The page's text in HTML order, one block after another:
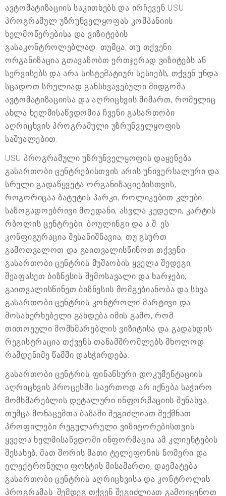
ავტომატიზაციის საკითხებს და ირჩევენ USU
პროგრამულ უზრუნველყოფას კომპანიის
ხელმოწერებისა და ვიზიტების
გასაკონტროლებლად. თუმცა, თუ თქვენი
ორგანიზაცია გთავაზობთ ერთჯერად ვიზიტებს ან
სერვისებს და არა სისტემატიურ სესიებს, თქვენ უნდა
სცადოთ სრულიად განსხვავებული მიდგომა
ავტომატიზაციისა და აღრიცხვის მიმართ, რომელიც
ახლა ხელმისაწვდომია ჩვენი გასართობი
აღრიცხვის პროგრამული უზრუნველყოფის
საშუალებით.
USU პროგრამული უზრუნველყოფის დაყენება
გასართობი ცენტრებისთვის არის უნივერსალური და
სრული გადაწყვეტა ორგანიზაციებისთვის,
როგორიცაა ბატუტის პარკი, როლიკებით კლუბი,
საზოგადოებრივი მოედანი, ასვლა კედელი, კარტის
რბოლის ცენტრები, ბოულინგი და ა.შ. ეს
კონფიგურაცია შესანიშნავია, თუ გსურთ
გამოთვალოთ და გაითვალისწინოთ თქვენი
გასართობი ცენტრის მუშაობის ყველა შედეგი,
შეაფასეთ ბიზნესის შემოსავალი და ხარჯები,
გაითვალისწინეთ ბიზნესის მომგებიანობა და სხვა.
გასართობი ცენტრის კონტროლი მარტივი და
მოსახერხებელი გახდება იმის გამო, რომ
თითოეული მომხმარებლის ვიზიტისა და გადახდის
რეგისტრაცია თქვენს თანამშრომლებს მხოლოდ
რამდენიმე წამში დასჭირდება.
გასართობი ცენტრის ფინანსური დოკუმენტაციის
აღრიცხვის პროცესში საერთოდ არ იქნება საჭირო
მომხმარებლის დეტალური ინფორმაციის შენახვა,
თუმცა მონაცემთა ბაზაში შეგიძლიათ შექმნათ
პროფილები რეგულარული ვიზიტორებისთვის.
ყველა ხელმისაწვდომი ინფორმაცია ამ კლიენტების
შესახებ, მათ შორის მათი ტელეფონის ნომერი და
ელექტრონული ფოსტის მისამართი, დაემატება
გასართობი ცენტრის აღრიცხვისა და კონტროლის
პროგრამას. შემდეგ თქვენ შეგიძლიათ გამოიყენოთ